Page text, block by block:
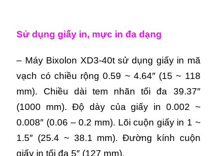
Sử dụng giấy in, mực in đa dạng
– Máy Bixolon XD3-40t sử dụng giấy in mã
vạch có chiều rộng 0.59 ~ 4.64″ (15 ~ 118
mm). Chiều dài tem nhãn tối đa 39.37″
(1000 mm). Độ dày của giấy in 0.002 ~
0.008″ (0.06 – 0.2 mm). Lõi cuộn giấy in 1 ~
1.5″ (25.4 ~ 38.1 mm). Đường kính cuộn
giấy in tối đa 5″ (127 mm).